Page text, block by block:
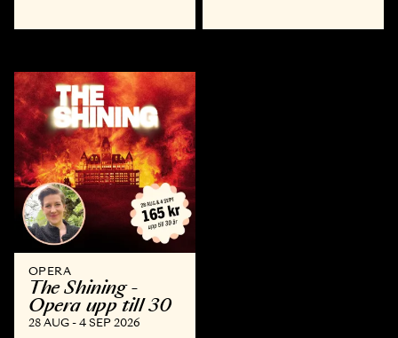
OPERA
The Shining -
Opera upp till 30
28 AUG - 4 SEP 2026